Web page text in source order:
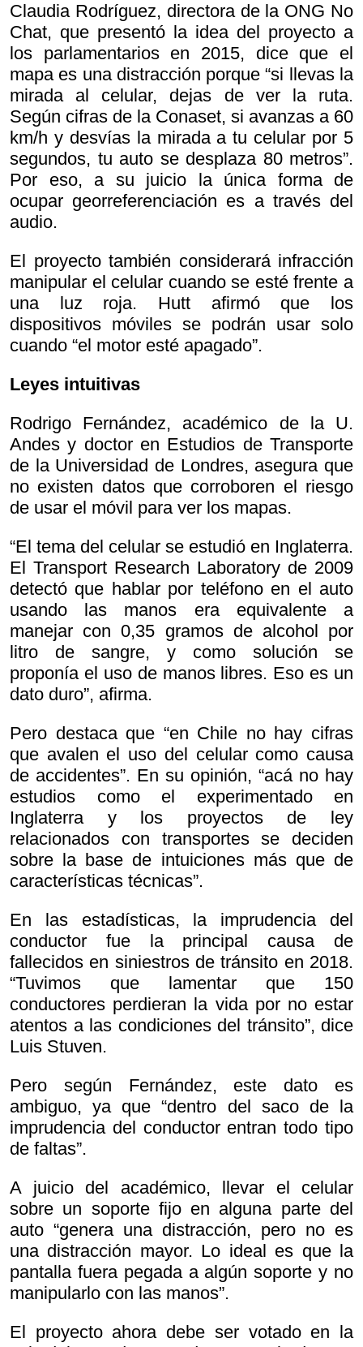
Claudia Rodríguez, directora de la ONG No
Chat, que presentó la idea del proyecto a
los parlamentarios en 2015, dice que el
mapa es una distracción porque “si llevas la
mirada al celular, dejas de ver la ruta.
Según cifras de la Conaset, si avanzas a 60
km/h y desvías la mirada a tu celular por 5
segundos, tu auto se desplaza 80 metros”.
Por eso, a su juicio la única forma de
ocupar georreferenciación es a través del
audio.
El proyecto también considerará infracción
manipular el celular cuando se esté frente a
una luz roja. Hutt afirmó que los
dispositivos móviles se podrán usar solo
cuando “el motor esté apagado”.
Leyes intuitivas
Rodrigo Fernández, académico de la U.
Andes y doctor en Estudios de Transporte
de la Universidad de Londres, asegura que
no existen datos que corroboren el riesgo
de usar el móvil para ver los mapas.
“El tema del celular se estudió en Inglaterra.
El Transport Research Laboratory de 2009
detectó que hablar por teléfono en el auto
usando las manos era equivalente a
manejar con 0,35 gramos de alcohol por
litro de sangre, y como solución se
proponía el uso de manos libres. Eso es un
dato duro”, afirma.
Pero destaca que “en Chile no hay cifras
que avalen el uso del celular como causa
de accidentes”. En su opinión, “acá no hay
estudios como el experimentado en
Inglaterra y los proyectos de ley
relacionados con transportes se deciden
sobre la base de intuiciones más que de
características técnicas”.
En las estadísticas, la imprudencia del
conductor fue la principal causa de
fallecidos en siniestros de tránsito en 2018.
“Tuvimos que lamentar que 150
conductores perdieran la vida por no estar
atentos a las condiciones del tránsito”, dice
Luis Stuven.
Pero según Fernández, este dato es
ambiguo, ya que “dentro del saco de la
imprudencia del conductor entran todo tipo
de faltas”.
A juicio del académico, llevar el celular
sobre un soporte fijo en alguna parte del
auto “genera una distracción, pero no es
una distracción mayor. Lo ideal es que la
pantalla fuera pegada a algún soporte y no
manipularlo con las manos”.
El proyecto ahora debe ser votado en la